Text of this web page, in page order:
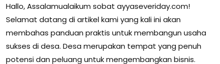
Hallo, Assalamualaikum sobat ayyaseveriday.com!
Selamat datang di artikel kami yang kali ini akan
membahas panduan praktis untuk membangun usaha
sukses di desa. Desa merupakan tempat yang penuh
potensi dan peluang untuk mengembangkan bisnis.